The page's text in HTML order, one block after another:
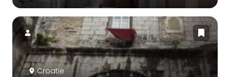
Croatie